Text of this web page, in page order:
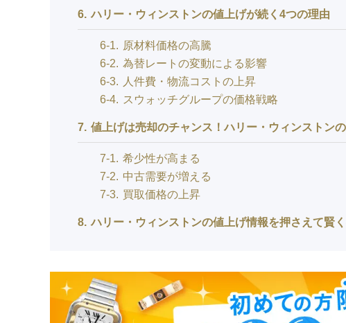
6 ハリー・ウィンストンの値上げが続く4つの理由
6-1
原材料価格の高騰
6-2
為替レートの変動による影響
6-3
人件費・物流コストの上昇
6-4
スウォッチグループの価格戦略
7 値上げは売却のチャンス！ハリー・ウィンストン
7-1
希少性が高まる
7-2
中古需要が増える
7-3
買取価格の上昇
8 ハリー・ウィンストンの値上げ情報を押さえて賢